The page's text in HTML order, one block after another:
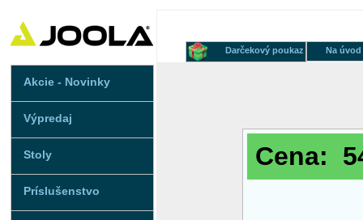
Akcie - Novinky
Výpredaj
Stoly
Príslušenstvo
Na úvod
Darčekový poukaz
Cena: